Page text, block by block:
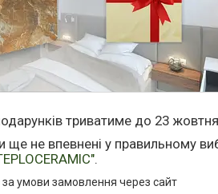
триватиме до 23
не впевнені у правильному
.
за умови замовлення через сайт